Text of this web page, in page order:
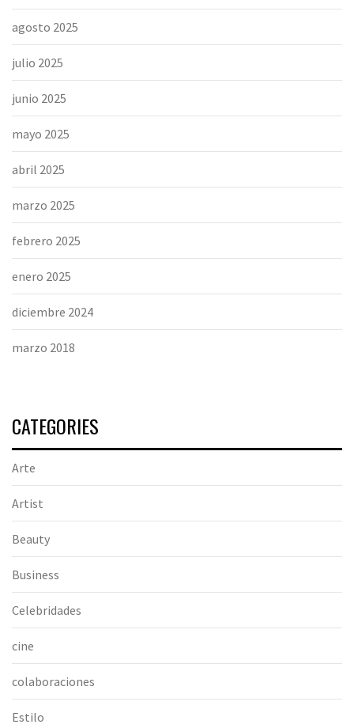
agosto 2025
julio 2025
junio 2025
mayo 2025
abril 2025
marzo 2025
febrero 2025
enero 2025
diciembre 2024
marzo 2018
CATEGORIES
Arte
Artist
Beauty
Business
Celebridades
cine
colaboraciones
Estilo